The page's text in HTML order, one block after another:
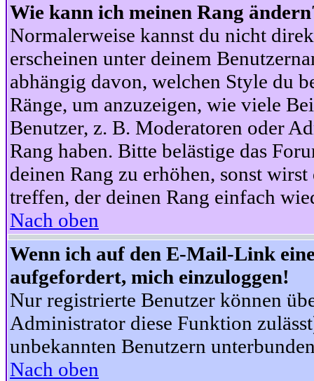
Wie kann ich meinen Rang
Normalerweise kannst du nicht
erscheinen unter deinem
abhängig davon, welchen Style du
Ränge, um anzuzeigen, wie viele
Benutzer, z. B. Moderatoren oder
Rang haben. Bitte belästige das
deinen Rang zu erhöhen, sonst
treffen, der deinen Rang einfach
Nach oben
Wenn ich auf den E-Mail-Link
aufgefordert, mich einzuloggen!
Nur registrierte Benutzer können
Administrator diese Funktion
unbekannten Benutzern
Nach oben